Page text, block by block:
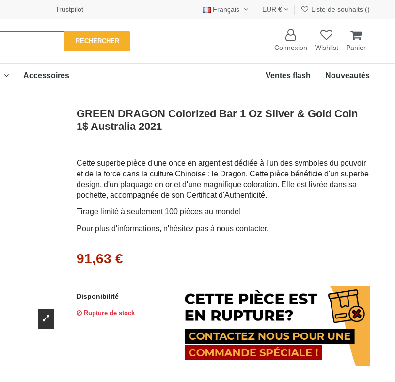
Trustpilot Français EUR € Liste de souhaits ()
RECHERCHER
Connexion Wishlist Panier
Accessoires Nouveautés
Ventes flash
GREEN DRAGON Colorized Bar 1 Oz Silver & Gold Coin
1$ Australia 2021
Cette superbe pièce d'une once en argent est dédiée à l'un des symboles du pouvoir
et de la force dans la culture Chinoise : le Dragon. Cette pièce bénéficie d'un superbe
design, d'un plaquage en or et d'une magnifique coloration. Elle est livrée dans sa
pochette, accompagnée de son Certificat d'Authenticité.
Tirage limité à seulement 100 pièces au monde!
Pour plus d'informations, n'hésitez pas à nous contacter.
91,63 €
Disponibilité
Rupture de stock